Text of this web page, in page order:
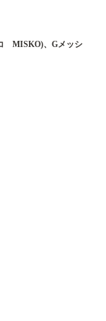
MISKO)、Gメッシ